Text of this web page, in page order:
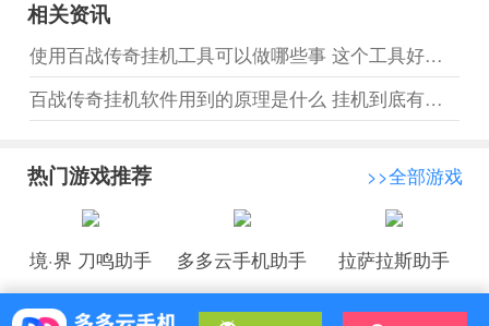
相关资讯
使用百战传奇挂机工具可以做哪些事 这个工具好在哪里
百战传奇挂机软件用到的原理是什么 挂机到底有什么用处
热门游戏推荐 >>全部游戏
境·界 刀鸣助手 多多云手机助手 拉萨拉斯助手